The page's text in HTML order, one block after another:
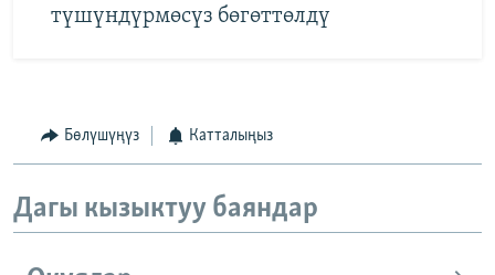
түшүндүрмөсүз бөгөттөлдү
Бөлүшүңүз Катталыңыз
Дагы кызыктуу баяндар